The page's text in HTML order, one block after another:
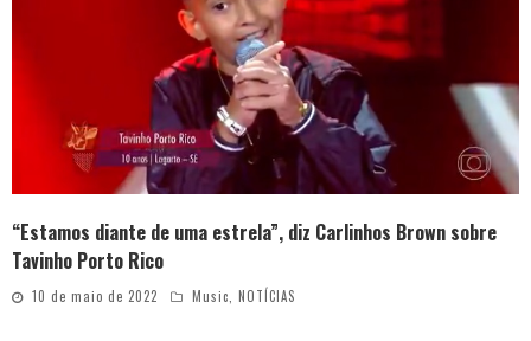
“Estamos diante de uma estrela”, diz Carlinhos Brown sobre
Tavinho Porto Rico
10 de maio de 2022 Music, NOTÍCIAS